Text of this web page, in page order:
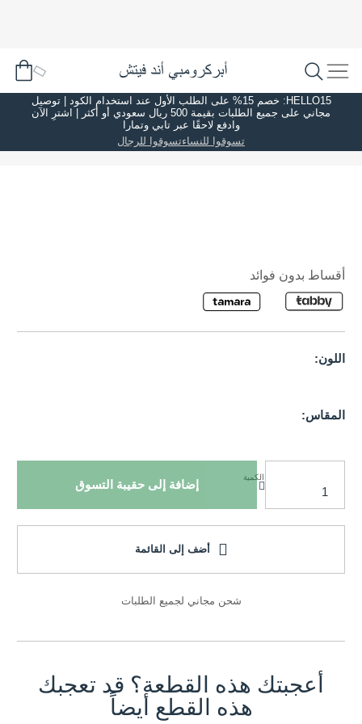
HELLO15: خصم 15% على الطلب الأول عند استخدام الكود | توصيل
مجاني على جميع الطلبات بقيمة 500 ريال سعودي أو أكثر | اشترِ الآن
وادفع لاحقًا عبر تابي وتمارا
تسوقوا للنساءتسوقوا للرجال
أقساط بدون فوائد
اللون:
المقاس:
الكمية
إضافة إلى حقيبة التسوق
أضف إلى القائمة
شحن مجاني لجميع الطلبات
أعجبتك هذه القطعة؟ قد تعجبك
هذه القطع أيضاً